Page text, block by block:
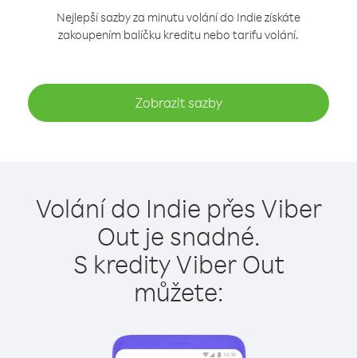
Nejlepší sazby za minutu volání do Indie získáte
zakoupením balíčku kreditu nebo tarifu volání.
Zobrazit sazby
Volání do Indie přes Viber
Out je snadné.
S kredity Viber Out
můžete: